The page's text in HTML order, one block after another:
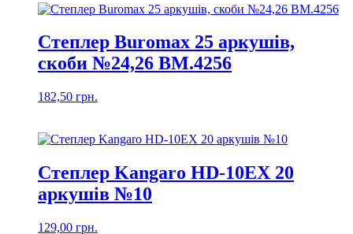
Степлер Buromax 25 аркушів,
скоби №24,26 ВМ.4256
182,50 грн.
Степлер Kangaro HD-10EX 20
аркушів №10
129,00 грн.